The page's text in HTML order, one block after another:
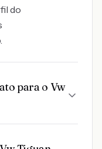
do
para o Vw